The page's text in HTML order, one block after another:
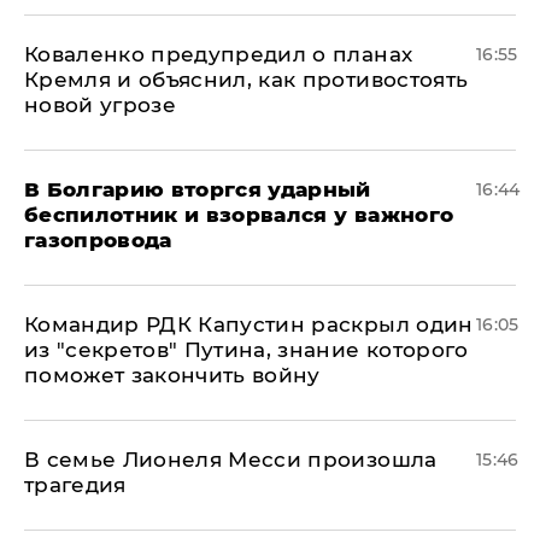
Коваленко предупредил о планах
Кремля и объяснил, как противостоять
новой угрозе
16:55
В Болгарию вторгся ударный
беспилотник и взорвался у важного
газопровода
16:44
Командир РДК Капустин раскрыл один
из "секретов" Путина, знание которого
поможет закончить войну
16:05
В семье Лионеля Месси произошла
трагедия
15:46